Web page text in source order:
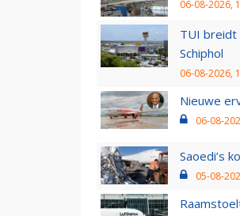
06-08-2026,
TUI breidt
Schiphol
06-08-2026,
Nieuwe
06-08-
Saoedi’s
05-08-